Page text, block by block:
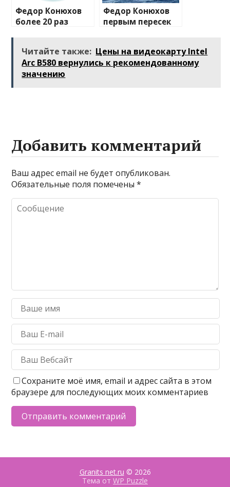
Федор Конюхов
более 20 раз
Атлантики
Федор Конюхов
первым пересек
весельной лодке
Читайте также: Цены на видеокарту Intel
Arc B580 вернулись к рекомендованному
значению
Добавить комментарий
Ваш адрес email не будет опубликован.
Обязательные поля помечены*
Сохраните моё имя, email и адрес сайта в этом
браузере для последующих моих комментариев
Granits net.ru © 2026
Тема от WP Puzzle